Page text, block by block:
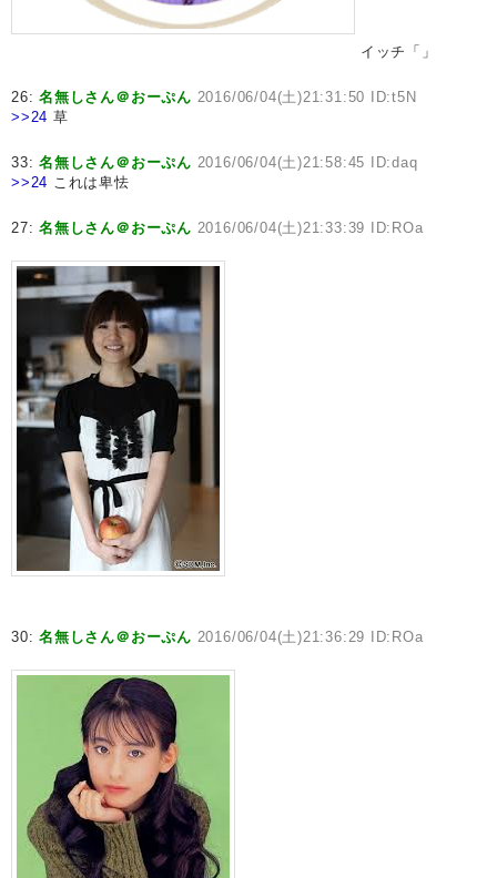
イッチ「」
26:名無しさん＠おーぷん 2016/06/04(土)21:31:50 ID:t5N
>>24 草
33:名無しさん＠おーぷん 2016/06/04(土)21:58:45 ID:daq
>>24 これは卑怯
27:名無しさん＠おーぷん 2016/06/04(土)21:33:39 ID:ROa
30:名無しさん＠おーぷん 2016/06/04(土)21:36:29 ID:ROa